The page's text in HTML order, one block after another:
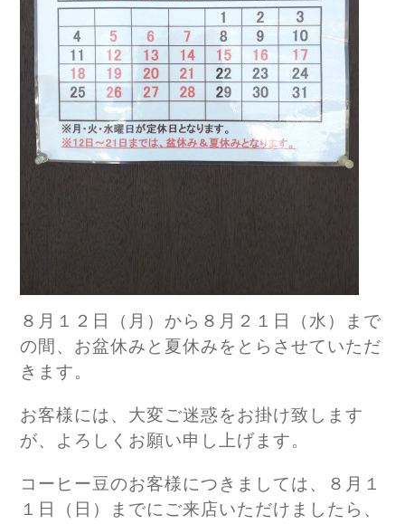
８月１２日（月）から８月２１日（水）まで
の間、お盆休みと夏休みをとらさせていただ
きます。
お客様には、大変ご迷惑をお掛け致します
が、よろしくお願い申し上げます。
コーヒー豆のお客様につきましては、８月１
１日（日）までにご来店いただけましたら、